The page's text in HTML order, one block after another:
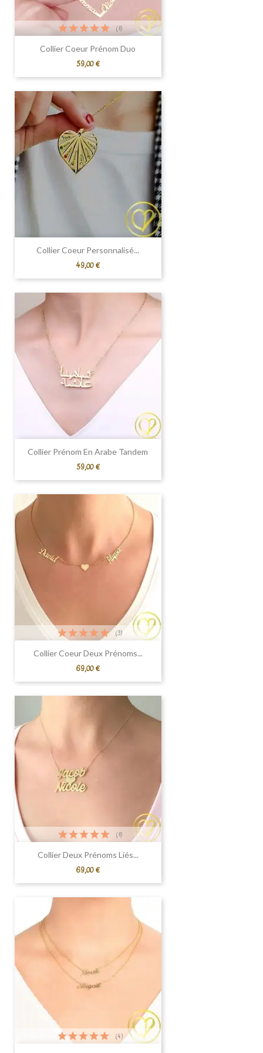
Collier Coeur Prénom Duo
Prix
59,00 €
(1)
Collier Coeur Personnalisé...
Prix
49,00 €
Collier Prénom En Arabe Tandem
Prix
59,00 €
Collier Coeur Deux Prénoms...
Prix
69,00 €
(3)
Collier Deux Prénoms Liés...
Prix
69,00 €
(1)
(4)